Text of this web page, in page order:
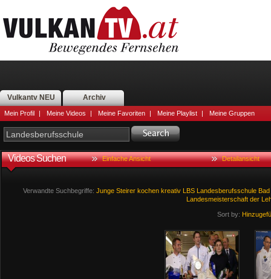
Vulkantv NEU Archiv
Mein Profil | Meine Videos | Meine Favoriten | Meine Playlist | Meine Gruppen
Videos Suchen Einfache Ansicht Detailansicht
Verwandte Suchbegriffe: Junge Steirer kochen kreativ LBS Landesberufsschule Bad
Landesmeisterschaft der
Sort by: